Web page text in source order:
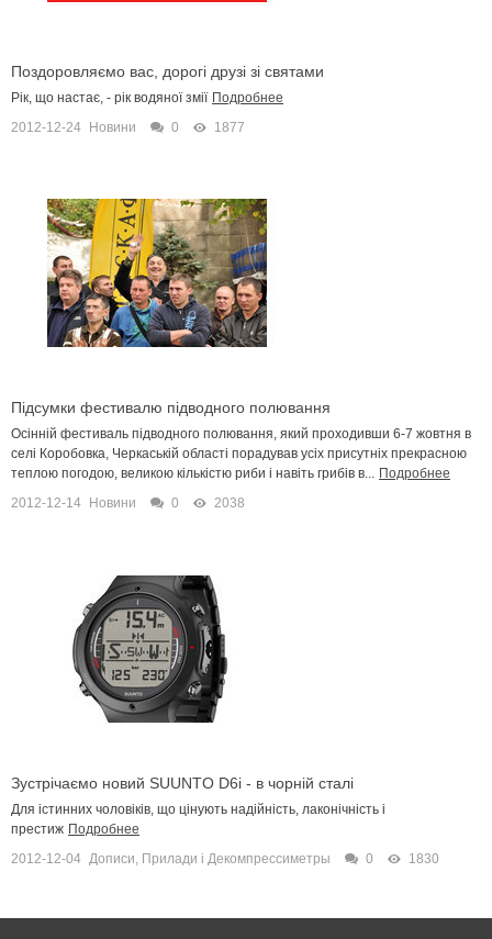
Поздоровляємо вас, дорогі друзі зі святами
Рік, що настає, - рік водяної змії Подробнее
2012-12-24
Новини 0 1877
Підсумки фестивалю підводного полювання
Осінній фестиваль підводного полювання, який проходивши 6-7 жовтня в
селі Коробовка, Черкаській області порадував усіх присутніх прекрасною
теплою погодою, великою кількістю риби і навіть грибів в... Подробнее
2012-12-14
Новини 0 2038
Зустрічаємо новий SUUNTO D6i - в чорній сталі
Для істинних чоловіків, що цінують надійність, лаконічність і
престиж Подробнее
2012-12-04 Дописи, Прилади і Декомпрессиметры 0 1830